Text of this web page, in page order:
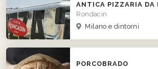
Rondacin
Milano e dintorni
PORCOBRADO